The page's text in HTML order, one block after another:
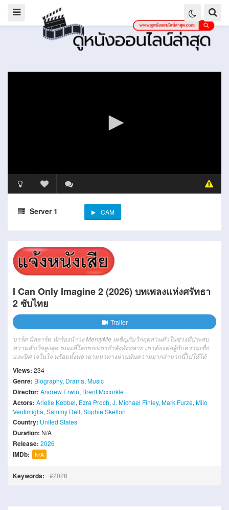
Server 1 CAM
I Can Only Imagine 2 (2026) บทเพลงแห่งศรัทธา
2 ซับไทย
Trailer
บาร์ต มิลลาร์ด นักร้องนำวง MercyMe เผชิญกับวิกฤตส่วนตัวในช่วงที่ประสบ
ความสำเร็จสูงสุด ขณะที่โลกของเขากำลังพังทลาย เขาต้องต่อสู้กับความเชื่อ
และปีศาจในใจ พร้อมทั้งพยายามหาทางผ่านพ้นความยากลำบากนี้ไปให้ได้
Views: 234
Genre: Biography, Drama, Music
Director: Andrew Erwin, Brent Mccorkle
Actors: Arielle Kebbel, Ezra Proch, J. Michael Finley, Mark Furze, Milo
Ventimiglia, Sammy Dell, Sophie Skelton
Country: United States
Duration: N/A
Release: 2026
IMDb: N/A
Keywords: 2026